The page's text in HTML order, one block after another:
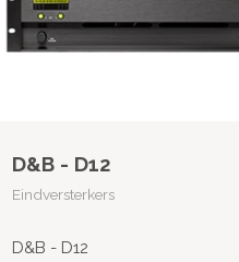
D&B - D12
Eindversterkers
D&B - D12